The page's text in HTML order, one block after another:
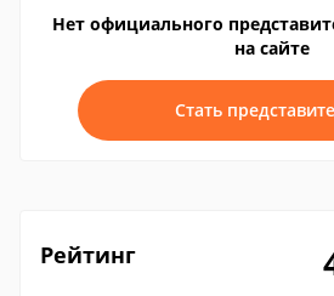
Нет официального
на сайте
Стать
Рейтинг